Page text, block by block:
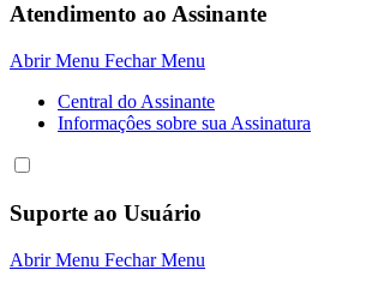
Atendimento ao Assinante
Abrir Menu Fechar Menu
Central do Assinante
Informaçôes sobre sua Assinatura
Suporte ao Usuário
Abrir Menu Fechar Menu